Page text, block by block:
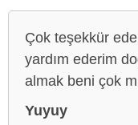
Çok teşekkür
yardım ederim
almak beni çok
Yuyuy